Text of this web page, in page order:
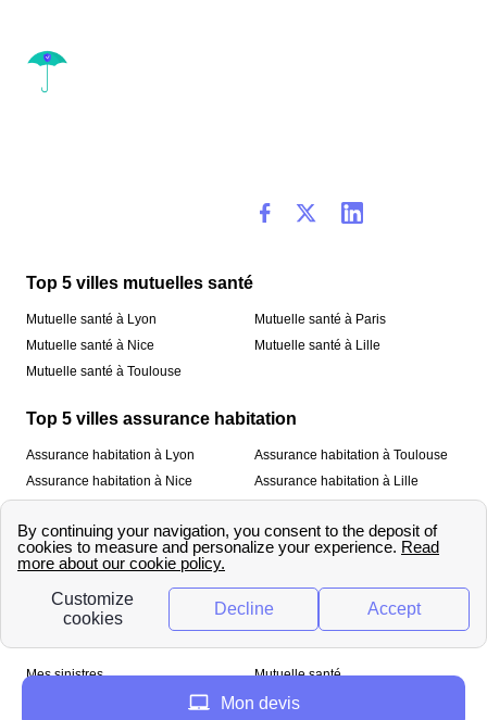
Top 5 villes mutuelles santé
Mutuelle santé à Lyon
Mutuelle santé à Nice
Mutuelle santé à Toulouse
Mutuelle santé à Paris
Mutuelle santé à Lille
Top 5 villes assurance habitation
Assurance habitation à Lyon
Assurance habitation à Nice
Assurance habitation à Toulouse
Assurance habitation à Lille
À propos
Qui sommes-nous ? Mentions légales
Mes sinistres
Mutuelle santé
Mon devis